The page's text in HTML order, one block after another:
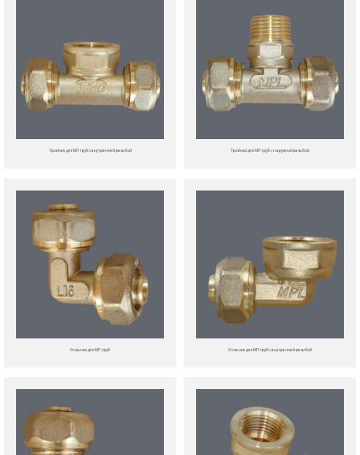
Тройник для МП труб с внутренней резьбой Тройник для МП труб с наружной резьбой
Угольник для МП труб Угольник для МП труб с внутренней резьбой